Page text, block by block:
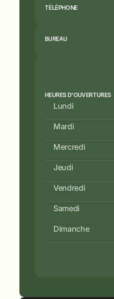
TÉLÉPHONE
BUREAU
HEURES D'OUVERTURES
Lundi
Mardi
Mercredi
Jeudi
Vendredi
Samedi
Dimanche